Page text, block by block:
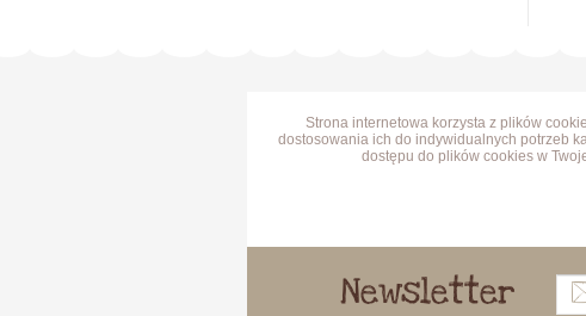
Strona internetowa korzysta z plików
dostosowania ich do indywidualnych potrzeb
dostępu do plików cookies w
Newsletter